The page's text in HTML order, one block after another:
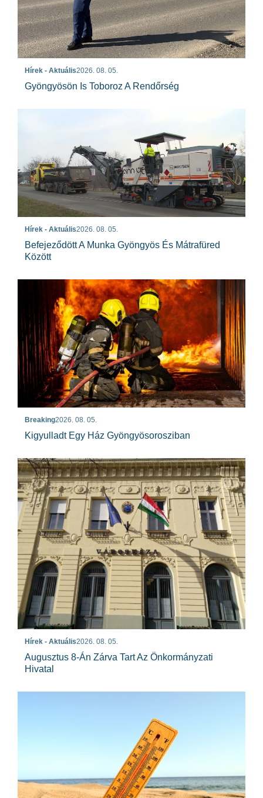
Hírek - Aktuális2026. 08. 05.
Gyöngyösön Is Toboroz A Rendőrség
Hírek - Aktuális2026. 08. 05.
Befejeződött A Munka Gyöngyös És Mátrafüred
Között
Breaking2026. 08. 05.
Kigyulladt Egy Ház Gyöngyösorosziban
Hírek - Aktuális2026. 08. 05.
Augusztus 8-Án Zárva Tart Az Önkormányzati
Hivatal